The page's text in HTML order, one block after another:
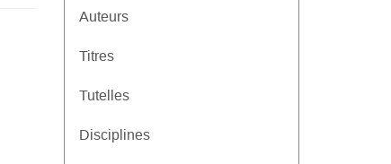
Auteurs
Titres
Tutelles
Disciplines